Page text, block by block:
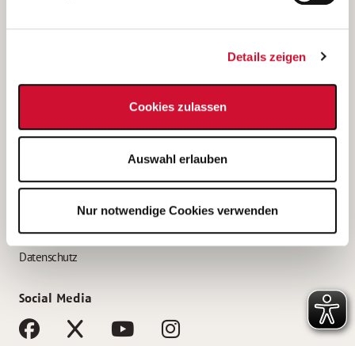
Details zeigen
Cookies zulassen
Auswahl erlauben
Nur notwendige Cookies verwenden
Bewerbung als Altenpflegehelfer*in
Bewerbung als Erzieher*in
AWO Gliederungen nach Bundesland
Impressum
Datenschutz
Social Media